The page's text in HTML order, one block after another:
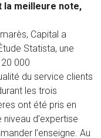
la meilleure note,
Capital a
Statista, une
000
du service clients
les trois
ont été pris en
d’expertise
l’enseigne. Au